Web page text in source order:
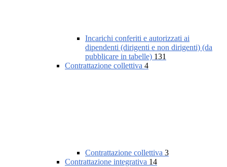
Incarichi conferiti e autorizzati ai
dipendenti (dirigenti e non dirigenti) (da
pubblicare in tabelle) 131
Contrattazione collettiva 4
Contrattazione collettiva 3
Contrattazione integrativa 14